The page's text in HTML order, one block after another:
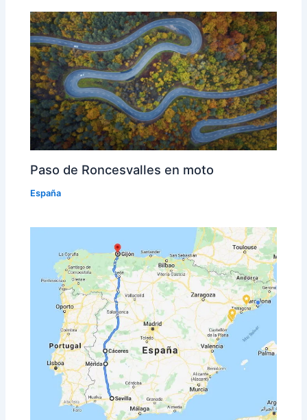
Paso de Roncesvalles en moto
España